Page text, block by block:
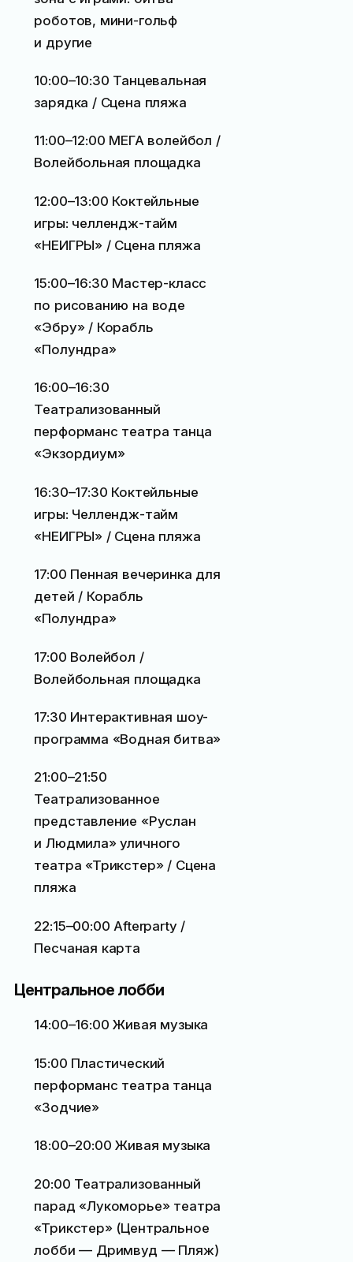
роботов, мини-гольф
и другие
10:00–10:30 Танцевальная
зарядка / Сцена пляжа
11:00–12:00 МЕГА волейбол /
Волейбольная площадка
12:00–13:00 Коктейльные
игры: челлендж-тайм
«НЕИГРЫ» / Сцена пляжа
15:00–16:30 Мастер-класс
по рисованию на воде
«Эбру» / Корабль
«Полундра»
16:00–16:30
Театрализованный
перформанс театра танца
«Экзордиум»
16:30–17:30 Коктейльные
игры: Челлендж-тайм
«НЕИГРЫ» / Сцена пляжа
17:00 Пенная вечеринка для
детей / Корабль
«Полундра»
17:00 Волейбол /
Волейбольная площадка
17:30 Интерактивная шоу-
программа «Водная битва»
21:00–21:50
Театрализованное
представление «Руслан
и Людмила» уличного
театра «Трикстер» / Сцена
пляжа
22:15–00:00 Afterparty /
Песчаная карта
Центральное лобби
14:00–16:00 Живая музыка
15:00 Пластический
перформанс театра танца
«Зодчие»
18:00–20:00 Живая музыка
20:00 Театрализованный
парад «Лукоморье» театра
«Трикстер» (Центральное
лобби — Дримвуд — Пляж)